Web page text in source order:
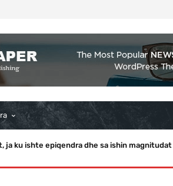
ku ishte epiqendra dhe sa ishin magnitudat
Presidenti i ndan me Bessent